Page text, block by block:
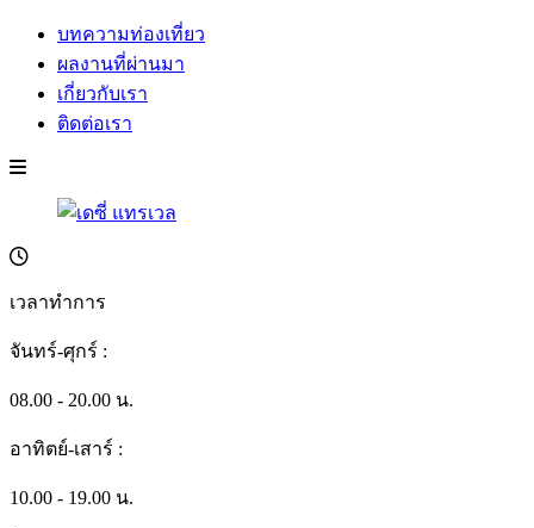
บทความท่องเที่ยว
ผลงานที่ผ่านมา
เกี่ยวกับเรา
ติดต่อเรา
เวลาทำการ
จันทร์-ศุกร์ :
08.00 - 20.00 น.
อาทิตย์-เสาร์ :
10.00 - 19.00 น.